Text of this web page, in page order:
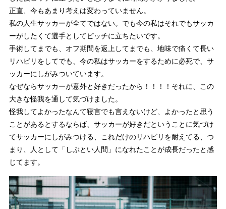
正直、今もあまり考えは変わっていません。
私の人生サッカーが全てではない。でも今の私はそれでもサッカ
ーがしたくて選手としてピッチに立ちたいです。
手術してまでも、オフ期間を返上してまでも、地味で痛くて長い
リハビリをしてでも、今の私はサッカーをするために必死で、サ
ッカーにしがみついています。
なぜならサッカーが意外と好きだったから！！！！それに、この
大きな怪我を通して気づけました。
怪我してよかったなんて寝言でも言えないけど、よかったと思う
ことがあるとするならば、サッカーが好きだということに気づけ
てサッカーにしがみつける、これだけのリハビリを耐えてる、つ
まり、人として「しぶとい人間」になれたことが成長だったと感
じてます。